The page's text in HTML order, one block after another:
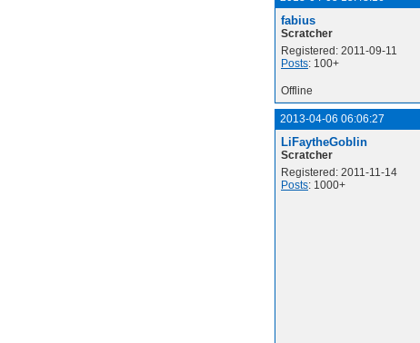
fabius
Scratcher
Registered: 2011-09-11
Posts: 100+
Offline
2013-04-06 06:06:27
LiFaytheGoblin
Scratcher
Registered: 2011-11-14
Posts: 1000+